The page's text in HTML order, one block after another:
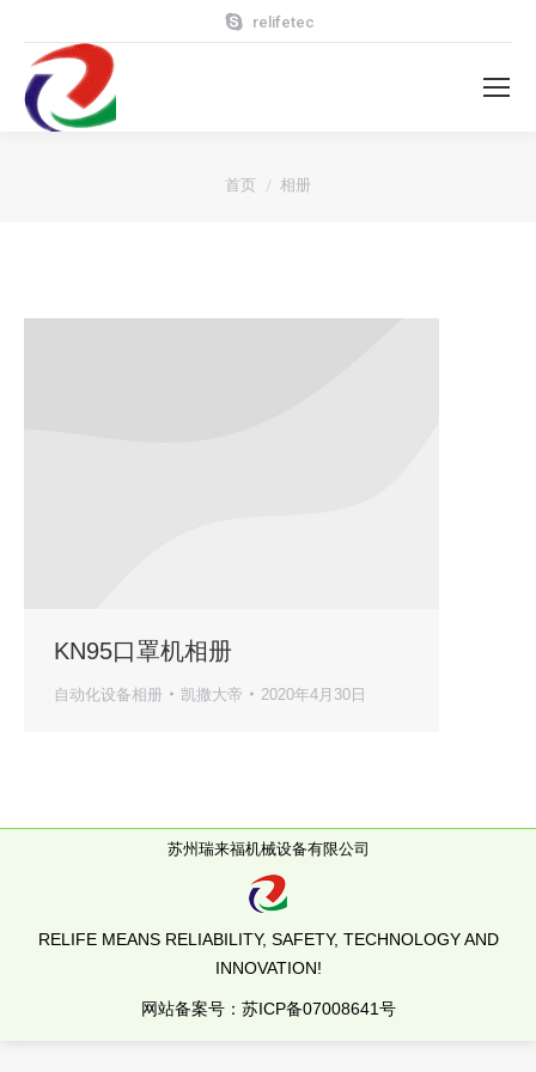
relifetec
您在这里：
首页 相册
KN95口罩机相册
自动化设备相册 凯撒大帝 2020年4月30日
苏州瑞来福机械设备有限公司
RELIFE MEANS RELIABILITY, SAFETY, TECHNOLOGY AND
INNOVATION!
网站备案号： 苏ICP备07008641号